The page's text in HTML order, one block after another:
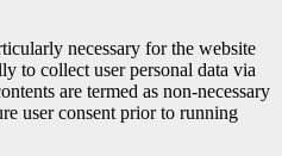
necessary for the website
to collect user personal data via
are termed as non-necessary
user consent prior to running